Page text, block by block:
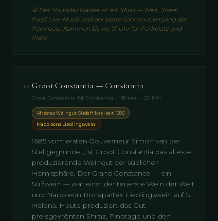
💡 Der Thursday Market ist ein Muss — Wein, Street
Food, Live-Musik und der beste Sonnenuntergang der
Peninsula. Kommen Sie vor 17 Uhr für Parkplatz und
Platz.
01Groot Constantia — Constantia
Groot Constantia Rd, Constantia · ~18 km · ~22 Min.
Ältestes Weingut Südafrikas · seit 1685
Napoleons Lieblingswein
1685 vom ersten Gouverneur Simon van der
Stel gegründet, ist Groot Constantia das älteste
produzierende Weingut der südlichen
Hemisphäre. Der Grand Constance — ein
Süßwein — war einst der teuerste Wein der Welt
und Napoleon Bonapartes Lieblingswein auf St.
Helena. Heute produziert das Gut
preisgekrönten Shiraz, Pinotage und den